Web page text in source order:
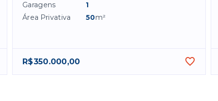
Garagens
1
Área Privativa
50m²
R$350.000,00